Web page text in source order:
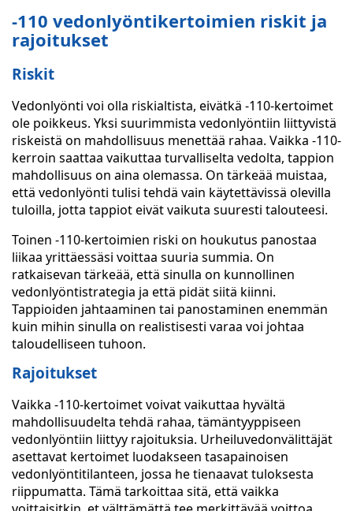
-110 vedonlyöntikertoimien riskit ja
rajoitukset
Riskit
Vedonlyönti voi olla riskialtista, eivätkä -110-kertoimet
ole poikkeus. Yksi suurimmista vedonlyöntiin liittyvistä
riskeistä on mahdollisuus menettää rahaa. Vaikka -110-
kerroin saattaa vaikuttaa turvalliselta vedolta, tappion
mahdollisuus on aina olemassa. On tärkeää muistaa,
että vedonlyönti tulisi tehdä vain käytettävissä olevilla
tuloilla, jotta tappiot eivät vaikuta suuresti talouteesi.
Toinen -110-kertoimien riski on houkutus panostaa
liikaa yrittäessäsi voittaa suuria summia. On
ratkaisevan tärkeää, että sinulla on kunnollinen
vedonlyöntistrategia ja että pidät siitä kiinni.
Tappioiden jahtaaminen tai panostaminen enemmän
kuin mihin sinulla on realistisesti varaa voi johtaa
taloudelliseen tuhoon.
Rajoitukset
Vaikka -110-kertoimet voivat vaikuttaa hyvältä
mahdollisuudelta tehdä rahaa, tämäntyyppiseen
vedonlyöntiin liittyy rajoituksia. Urheiluvedonvälittäjät
asettavat kertoimet luodakseen tasapainoisen
vedonlyöntitilanteen, jossa he tienaavat tuloksesta
riippumatta. Tämä tarkoittaa sitä, että vaikka